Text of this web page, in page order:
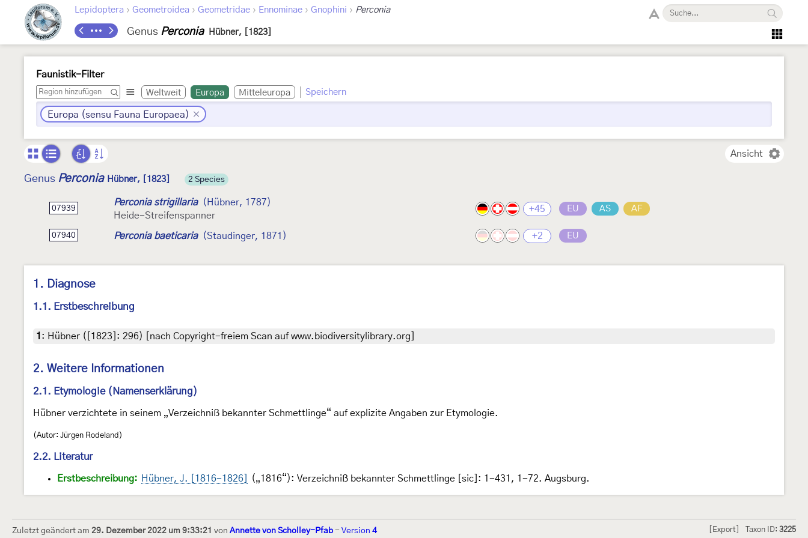
Lepidoptera › Geometroidea › Geometridae › Ennominae › Gnophini › Perconia
Genus Perconia Hübner, [1823]
Faunistik-Filter
Weltweit Europa Mitteleuropa Speichern
Europa (sensu Fauna Europaea)
Ansicht
Genus Perconia Hübner, [1823] 2 Species
07939
Perconia strigillaria
(Hübner, 1787)
Heide-Streifenspanner
+45 EU AS AF
07940 Perconia baeticaria (Staudinger, 1871) +2 EU
1. Diagnose
1.1. Erstbeschreibung
1 : Hübner ([1823]: 296) [nach Copyright-freiem Scan auf www.biodiversitylibrary.org]
2. Weitere Informationen
2.1. Etymologie (Namenserklärung)
Hübner verzichtete in seinem „Verzeichniß bekannter Schmettlinge“ auf explizite Angaben zur Etymologie.
(Autor: Jürgen Rodeland)
2.2. Literatur
Erstbeschreibung: Hübner, J. [1816-1826] („1816“): Verzeichniß bekannter Schmettlinge [sic]: 1-431, 1-72. Augsburg.
Zuletzt geändert am 29. Dezember 2022 um 9:33:21 von Annette von Scholley-Pfab - Version 4 Taxon ID: 3225
[Export]